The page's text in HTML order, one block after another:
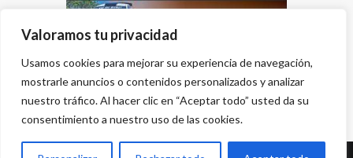
Valoramos tu privacidad
Usamos cookies para mejorar su experiencia de navegación,
mostrarle anuncios o contenidos personalizados y analizar
nuestro tráfico. Al hacer clic en “Aceptar todo” usted da su
consentimiento a nuestro uso de las cookies.